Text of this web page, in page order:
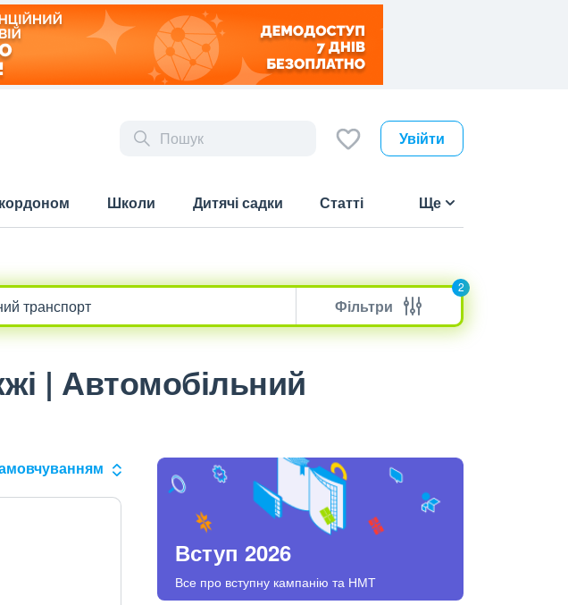
Увійти
Школи Дитячі садки Статті Ще
Фільтри
2
| Автомобільний
Вступ 2026
Все про вступну кампанію та НМТ